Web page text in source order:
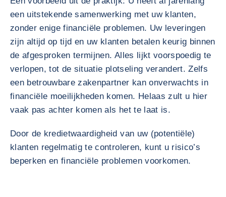
een uitstekende samenwerking met uw klanten,
zonder enige financiële problemen. Uw leveringen
zijn altijd op tijd en uw klanten betalen keurig binnen
de afgesproken termijnen. Alles lijkt voorspoedig te
verlopen, tot de situatie plotseling verandert. Zelfs
een betrouwbare zakenpartner kan onverwachts in
financiële moeilijkheden komen. Helaas zult u hier
vaak pas achter komen als het te laat is.
Door de kredietwaardigheid van uw (potentiële)
klanten regelmatig te controleren, kunt u risico’s
beperken en financiële problemen voorkomen.